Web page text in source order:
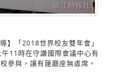
】「2018世界校友雙年會」
11時在守謙國際會議中心有
參與，讓有蓮廳座無虛席。